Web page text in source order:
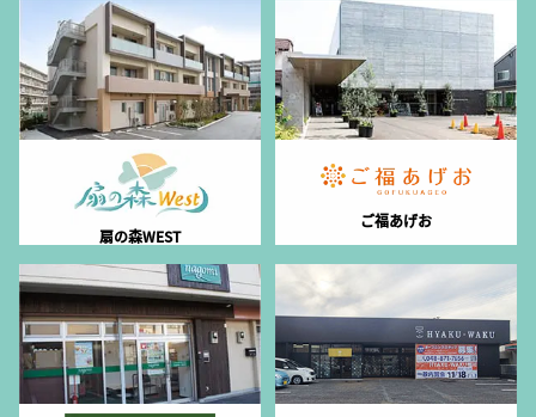
扇の森WEST
ご福あげお